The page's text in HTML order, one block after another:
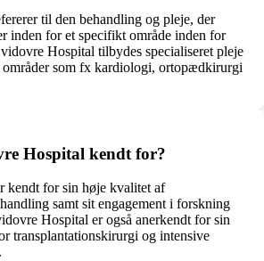
til den behandling og pleje, der
inden for et specifikt område inden for
Hospital tilbydes specialiseret pleje
som fx kardiologi, ortopædkirurgi
Hospital kendt for?
kendt for sin høje kvalitet af
samt sit engagement i forskning
Hospital er også anerkendt for sin
transplantationskirurgi og intensive